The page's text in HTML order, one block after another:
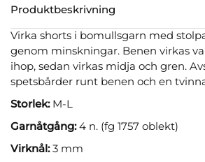
Produktbeskrivning
Virka shorts i bomullsgarn med
genom minskningar. Benen virkas
ihop, sedan virkas midja och gren.
spetsbårder runt benen och en
Storlek:M-L
Garnåtgång:4 n. (fg 1757 oblekt)
Virknål:3 mm